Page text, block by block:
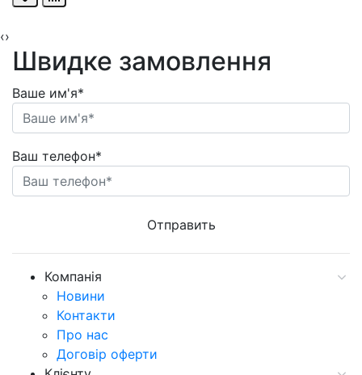
‹›
Швидке замовлення
Ваше им'я*
Ваш телефон*
Компанія
Новини
Контакти
Про нас
Договір оферти